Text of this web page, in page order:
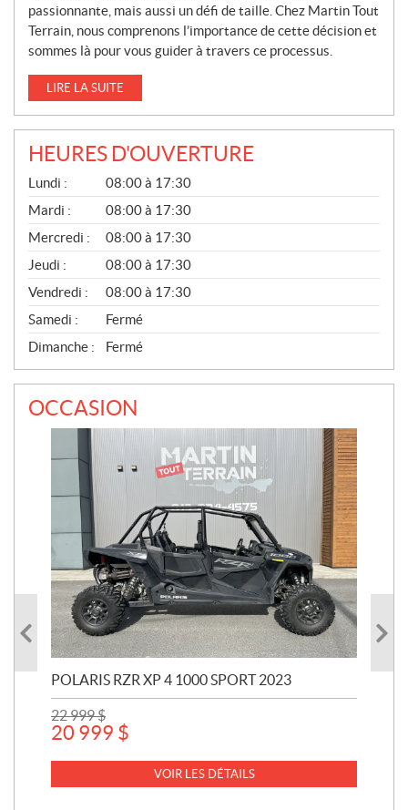
passionnante, mais aussi un défi de taille. Chez Martin Tout
Terrain, nous comprenons l’importance de cette décision et
sommes là pour vous guider à travers ce processus.
LIRE LA SUITE
HEURES D'OUVERTURE
G
É
N
É
R
A
L
Lundi :
08:00 à 17:30
Mardi :
08:00 à 17:30
Mercredi :
08:00 à 17:30
Jeudi :
08:00 à 17:30
Vendredi :
08:00 à 17:30
Samedi :
Fermé
Dimanche :
Fermé
OCCASION
POLARIS RZR XP 4 1000 SPORT 2023
22 999$
20 999 $
VOIR LES DÉTAILS